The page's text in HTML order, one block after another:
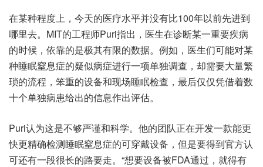
在某种程度上，今天的医疗水平并没有比100年以前先进到
哪里去。MIT的工程师Puri指出，医生在诊断某一重要疾病
的时候，依靠的是极其有限的数据。例如，医生们可能对某
种睡眠窒息症的疑似病症进行一项单独调查，却需要大量繁
琐的流程，笨重的设备和现场睡眠检查，最后仅仅凭借着数
十个单独病患给出的信息作出评估。
Puri认为这是不够严谨和科学。他的团队正在开发一款能更
快更精确检测睡眠窒息症的可穿戴设备，但是要得到官方认
可还有一段很长的路要走。“想要设备被FDA通过，就得有